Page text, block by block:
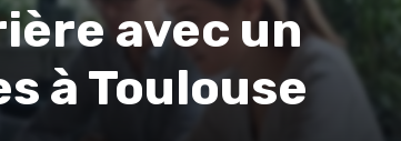
avec un
à Toulouse